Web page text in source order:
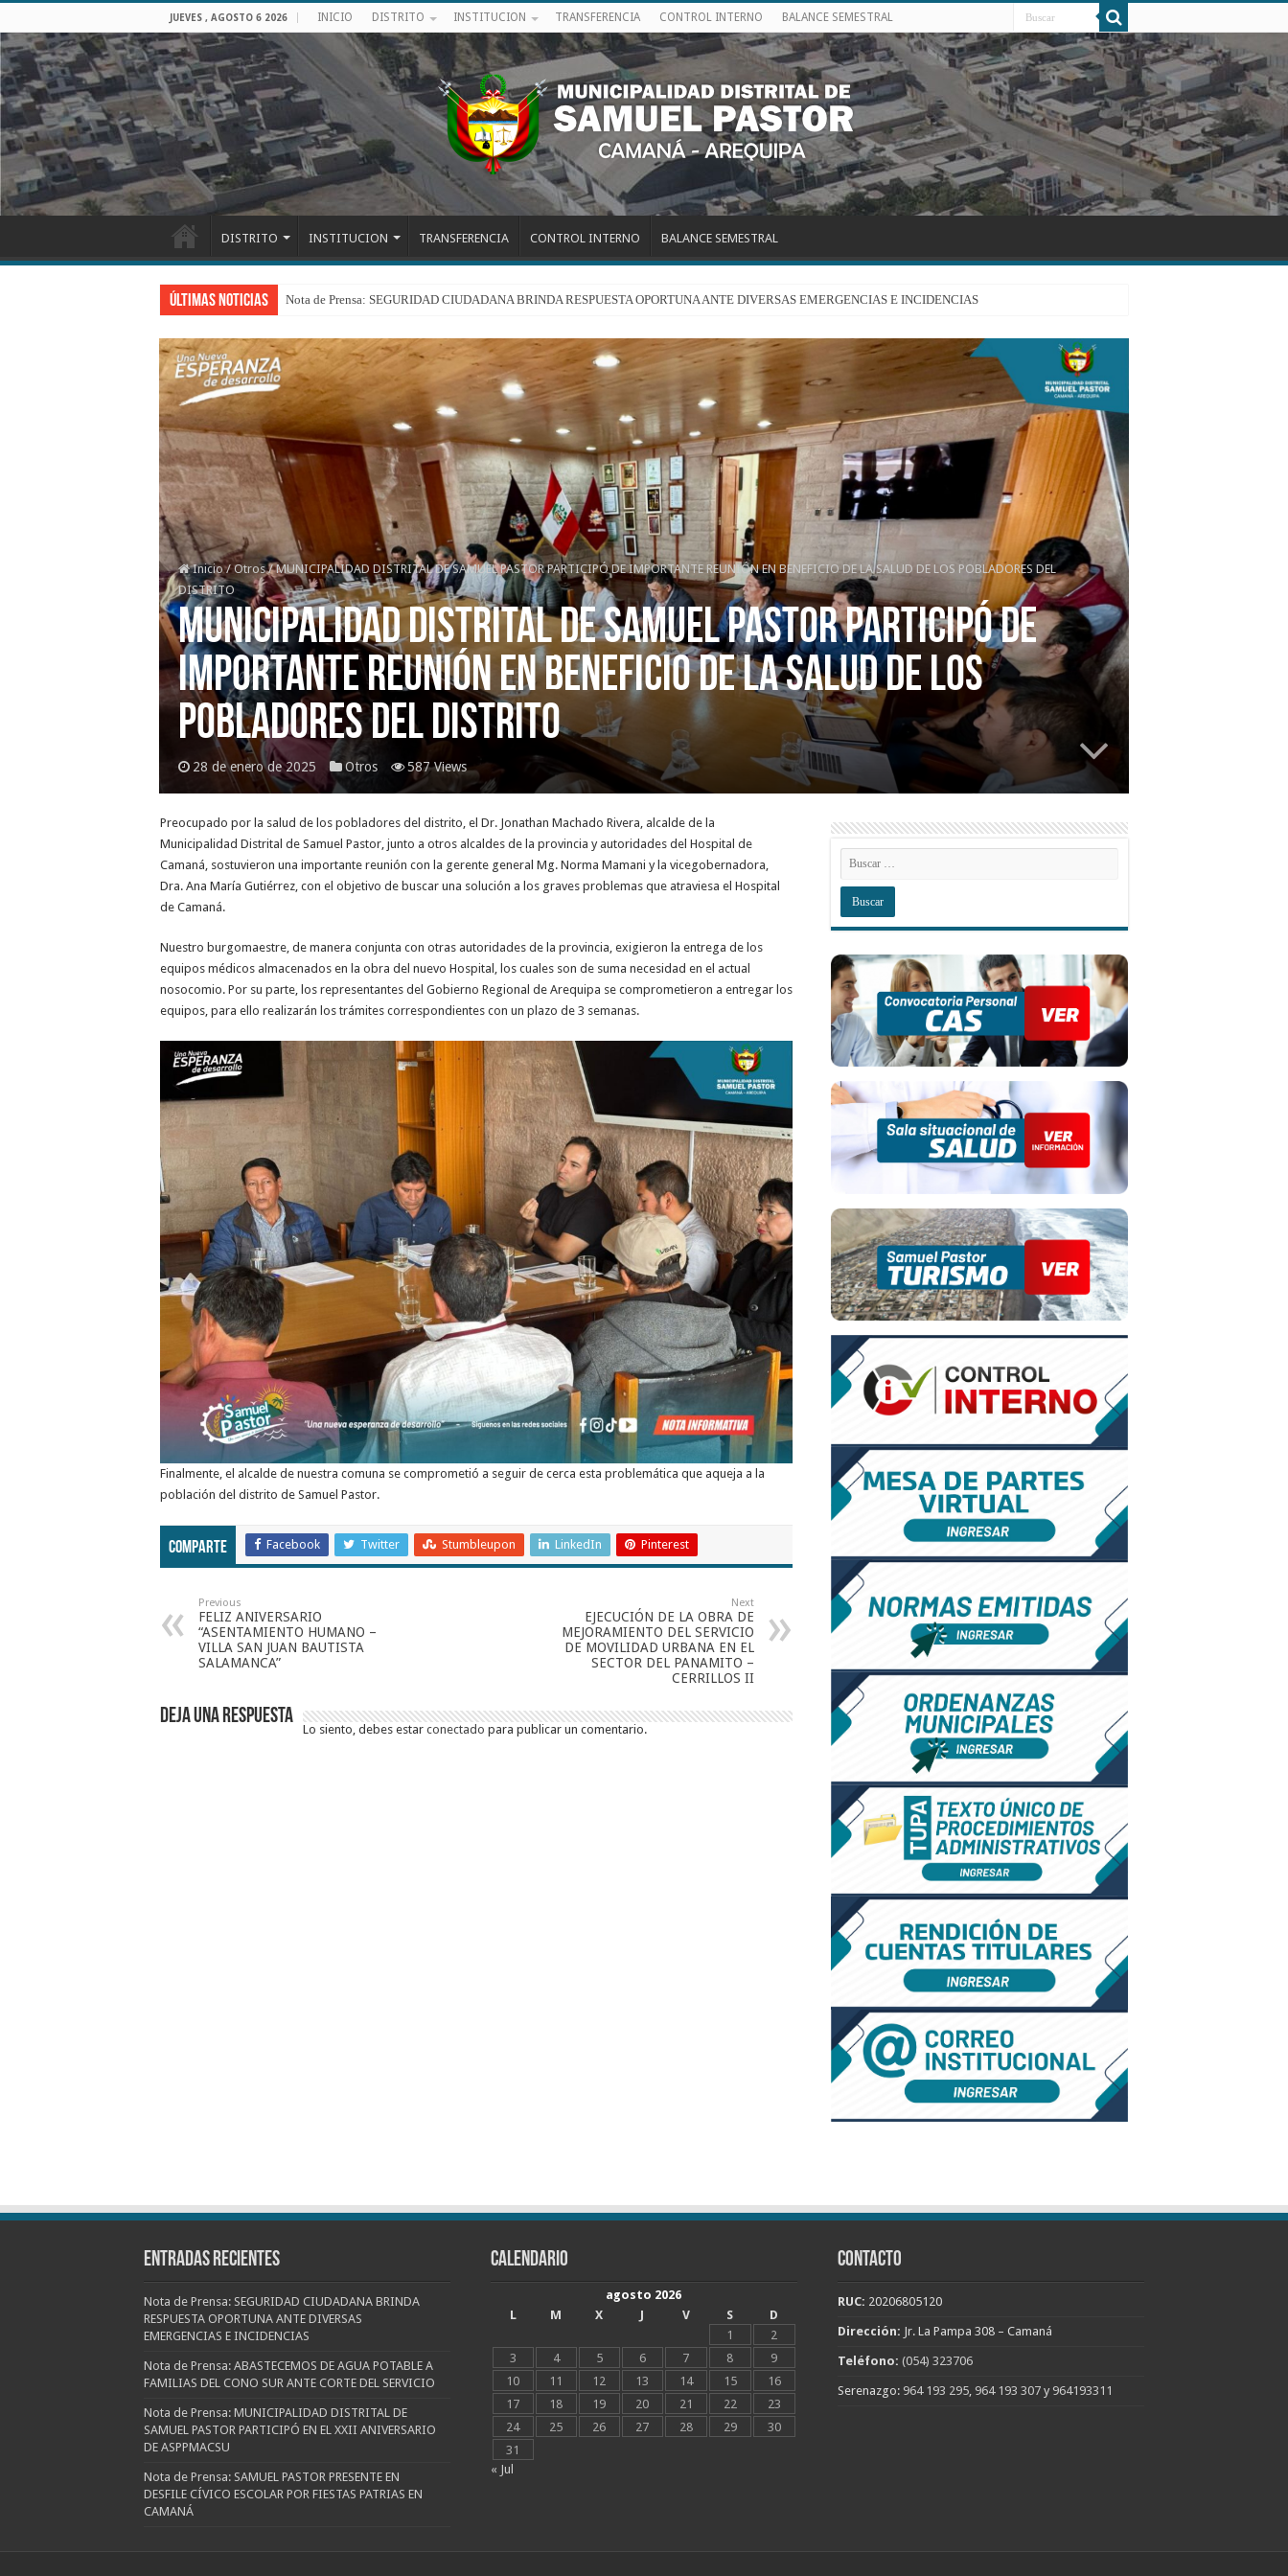
JUEVES , AGOSTO 6 2026 INICIO DISTRITO INSTITUCION TRANSFERENCIA CONTROL INTERNO BALANCE SEMESTRAL
DISTRITO INSTITUCION TRANSFERENCIA CONTROL INTERNO BALANCE SEMESTRAL
Últimas Noticias Nota de Prensa: SEGURIDAD CIUDADANA BRINDA RESPUESTA OPORTUNA ANTE DIVERSAS EMERGENCIAS E INCIDENCIAS
Inicio / Otros / MUNICIPALIDAD DISTRITAL DE SAMUEL PASTOR PARTICIPÓ DE IMPORTANTE REUNIÓN EN BENEFICIO DE LA SALUD DE LOS POBLADORES DEL
DISTRITO
MUNICIPALIDAD DISTRITAL DE SAMUEL PASTOR PARTICIPÓ DE
IMPORTANTE REUNIÓN EN BENEFICIO DE LA SALUD DE LOS
POBLADORES DEL DISTRITO
28 de enero de 2025 Otros 587 Views
Preocupado por la salud de los pobladores del distrito, el Dr. Jonathan Machado Rivera, alcalde de la
Municipalidad Distrital de Samuel Pastor, junto a otros alcaldes de la provincia y autoridades del Hospital de
Camaná, sostuvieron una importante reunión con la gerente general Mg. Norma Mamani y la vicegobernadora,
Dra. Ana María Gutiérrez, con el objetivo de buscar una solución a los graves problemas que atraviesa el Hospital
de Camaná.
Nuestro burgomaestre, de manera conjunta con otras autoridades de la provincia, exigieron la entrega de los
equipos médicos almacenados en la obra del nuevo Hospital, los cuales son de suma necesidad en el actual
nosocomio. Por su parte, los representantes del Gobierno Regional de Arequipa se comprometieron a entregar los
equipos, para ello realizarán los trámites correspondientes con un plazo de 3 semanas.
Finalmente, el alcalde de nuestra comuna se comprometió a seguir de cerca esta problemática que aqueja a la
población del distrito de Samuel Pastor.
Comparte Facebook Twitter Stumbleupon LinkedIn Pinterest
Previous
FELIZ ANIVERSARIO
“ASENTAMIENTO HUMANO –
VILLA SAN JUAN BAUTISTA
SALAMANCA”
Next
EJECUCIÓN DE LA OBRA DE
MEJORAMIENTO DEL SERVICIO
DE MOVILIDAD URBANA EN EL
SECTOR DEL PANAMITO –
CERRILLOS II
Deja una respuesta
Lo siento, debes estar conectado para publicar un comentario.
Entradas recientes
Nota de Prensa: SEGURIDAD CIUDADANA BRINDA
RESPUESTA OPORTUNA ANTE DIVERSAS
EMERGENCIAS E INCIDENCIAS
Nota de Prensa: ABASTECEMOS DE AGUA POTABLE A
FAMILIAS DEL CONO SUR ANTE CORTE DEL SERVICIO
Nota de Prensa: MUNICIPALIDAD DISTRITAL DE
SAMUEL PASTOR PARTICIPÓ EN EL XXII ANIVERSARIO
DE ASPPMACSU
Nota de Prensa: SAMUEL PASTOR PRESENTE EN
DESFILE CÍVICO ESCOLAR POR FIESTAS PATRIAS EN
CAMANÁ
CALENDARIO
agosto 2026
L
M X J V S
D
1
2
3
4 5 6 7 8
9
10
11 12 13 14 15
16
17
18 19 20 21 22
23
24
25 26 27 28 29
30
31
« Jul
CONTACTO
RUC: 20206805120
Dirección: Jr. La Pampa 308 – Camaná
Teléfono: (054) 323706
Serenazgo: 964 193 295 964 193 307 y 964193311